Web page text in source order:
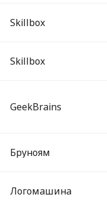
Skillbox
Skillbox
GeekBrains
Бруноям
Логомашина